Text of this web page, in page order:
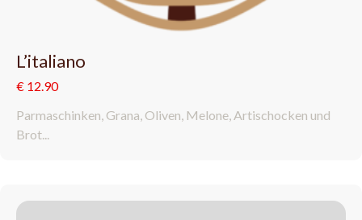
L’italiano
€ 12.90
Parmaschinken, Grana, Oliven, Melone, Artischocken und
Brot...